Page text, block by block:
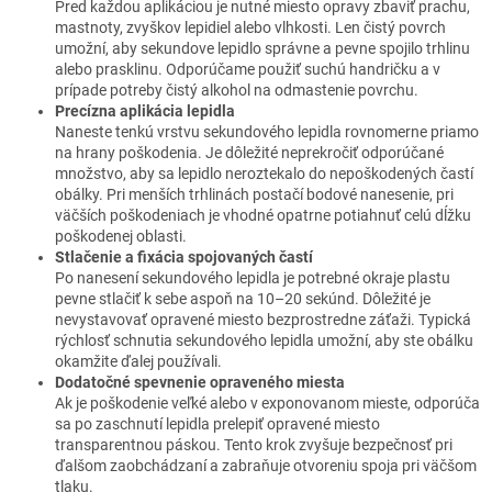
Pred každou aplikáciou je nutné miesto opravy zbaviť prachu,
mastnoty, zvyškov lepidiel alebo vlhkosti. Len čistý povrch
umožní, aby sekundove lepidlo správne a pevne spojilo trhlinu
alebo prasklinu. Odporúčame použiť suchú handričku a v
prípade potreby čistý alkohol na odmastenie povrchu.
Precízna aplikácia lepidla
Naneste tenkú vrstvu sekundového lepidla rovnomerne priamo
na hrany poškodenia. Je dôležité neprekročiť odporúčané
množstvo, aby sa lepidlo neroztekalo do nepoškodených častí
obálky. Pri menších trhlinách postačí bodové nanesenie, pri
väčších poškodeniach je vhodné opatrne potiahnuť celú dĺžku
poškodenej oblasti.
Stlačenie a fixácia spojovaných častí
Po nanesení sekundového lepidla je potrebné okraje plastu
pevne stlačiť k sebe aspoň na 10–20 sekúnd. Dôležité je
nevystavovať opravené miesto bezprostredne záťaži. Typická
rýchlosť schnutia sekundového lepidla umožní, aby ste obálku
okamžite ďalej používali.
Dodatočné spevnenie opraveného miesta
Ak je poškodenie veľké alebo v exponovanom mieste, odporúča
sa po zaschnutí lepidla prelepiť opravené miesto
transparentnou páskou. Tento krok zvyšuje bezpečnosť pri
ďalšom zaobchádzaní a zabraňuje otvoreniu spoja pri väčšom
tlaku.